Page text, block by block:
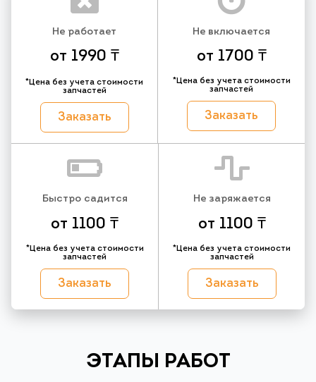
Не работает
от 1990 ₸
*Цена без учета стоимости
запчастей
Заказать
Не включается
от 1700 ₸
*Цена без учета стоимости
запчастей
Заказать
Быстро садится
от 1100 ₸
*Цена без учета стоимости
запчастей
Заказать
Не заряжается
от 1100 ₸
*Цена без учета стоимости
запчастей
Заказать
ЭТАПЫ РАБОТ